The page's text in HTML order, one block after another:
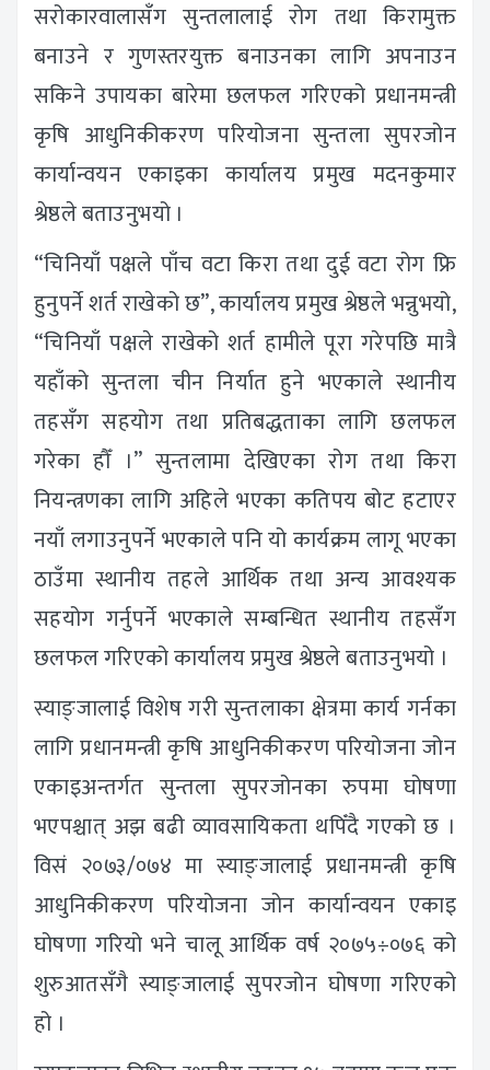
सरोकारवालासँग सुन्तलालाई रोग तथा किरामुक्त
बनाउने र गुणस्तरयुक्त बनाउनका लागि अपनाउन
सकिने उपायका बारेमा छलफल गरिएको प्रधानमन्त्री
कृषि आधुनिकीकरण परियोजना सुन्तला सुपरजोन
कार्यान्वयन एकाइका कार्यालय प्रमुख मदनकुमार
श्रेष्ठले बताउनुभयो ।
“चिनियाँ पक्षले पाँच वटा किरा तथा दुई वटा रोग फ्रि
हुनुपर्ने शर्त राखेको छ”, कार्यालय प्रमुख श्रेष्ठले भन्नुभयो,
“चिनियाँ पक्षले राखेको शर्त हामीले पूरा गरेपछि मात्रै
यहाँको सुन्तला चीन निर्यात हुने भएकाले स्थानीय
तहसँग सहयोग तथा प्रतिबद्धताका लागि छलफल
गरेका हौँ ।” सुन्तलामा देखिएका रोग तथा किरा
नियन्त्रणका लागि अहिले भएका कतिपय बोट हटाएर
नयाँ लगाउनुपर्ने भएकाले पनि यो कार्यक्रम लागू भएका
ठाउँमा स्थानीय तहले आर्थिक तथा अन्य आवश्यक
सहयोग गर्नुपर्ने भएकाले सम्बन्धित स्थानीय तहसँग
छलफल गरिएको कार्यालय प्रमुख श्रेष्ठले बताउनुभयो ।
स्याङ्जालाई विशेष गरी सुन्तलाका क्षेत्रमा कार्य गर्नका
लागि प्रधानमन्त्री कृषि आधुनिकीकरण परियोजना जोन
एकाइअन्तर्गत सुन्तला सुपरजोनका रुपमा घोषणा
भएपश्चात् अझ बढी व्यावसायिकता थपिँदै गएको छ ।
विसं २०७३/०७४ मा स्याङ्जालाई प्रधानमन्त्री कृषि
आधुनिकीकरण परियोजना जोन कार्यान्वयन एकाइ
घोषणा गरियो भने चालू आर्थिक वर्ष २०७५÷०७६ को
शुरुआतसँगै स्याङ्जालाई सुपरजोन घोषणा गरिएको
हो ।